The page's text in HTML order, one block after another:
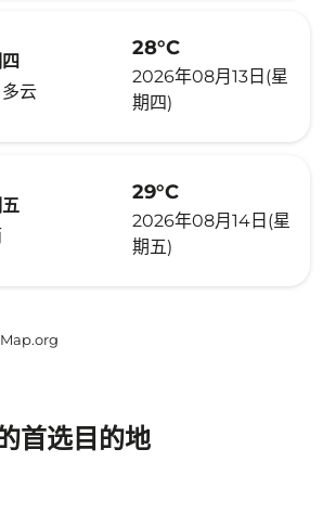
云
28°C
2026年08月13日(星
期四)
29°C
2026年08月14日(星
期五)
首选目的地